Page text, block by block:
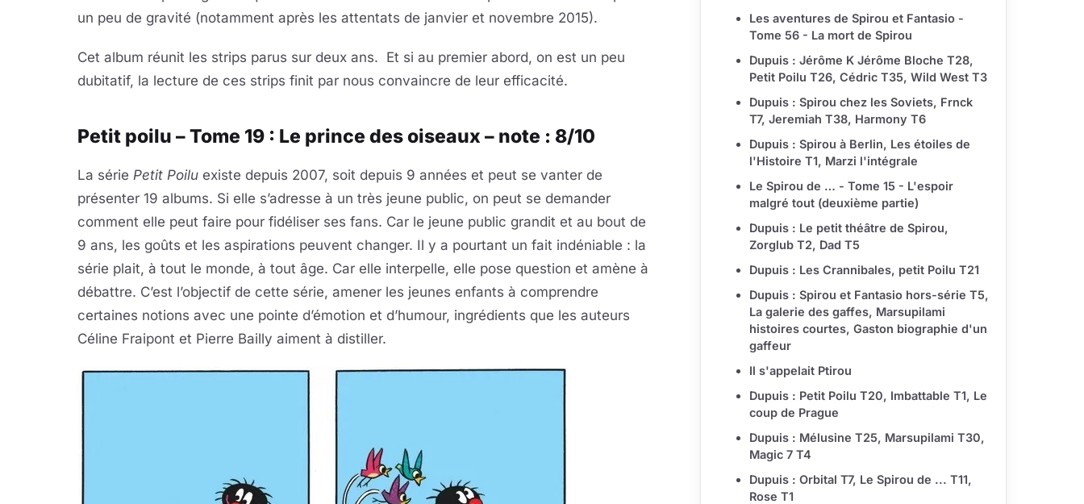
un peu de gravité (notamment après les attentats de janvier et novembre 2015).
Cet album réunit les strips parus sur deux ans. Et si au premier abord, on est un peu
dubitatif, la lecture de ces strips finit par nous convaincre de leur efficacité.
Petit poilu – Tome 19 : Le prince des oiseaux – note : 8/10
La série Petit Poilu existe depuis 2007, soit depuis 9 années et peut se vanter de
présenter 19 albums. Si elle s’adresse à un très jeune public, on peut se demander
comment elle peut faire pour fidéliser ses fans. Car le jeune public grandit et au bout de
9 ans, les goûts et les aspirations peuvent changer. Il y a pourtant un fait indéniable : la
série plait, à tout le monde, à tout âge. Car elle interpelle, elle pose question et amène à
débattre. C’est l’objectif de cette série, amener les jeunes enfants à comprendre
certaines notions avec une pointe d’émotion et d’humour, ingrédients que les auteurs
Céline Fraipont et Pierre Bailly aiment à distiller.
Les aventures de Spirou et Fantasio -
Tome 56 - La mort de Spirou
Dupuis : Jérôme K Jérôme Bloche T28,
Petit Poilu T26, Cédric T35, Wild West T3
Dupuis : Spirou chez les Soviets, Frnck
T7, Jeremiah T38, Harmony T6
Dupuis : Spirou à Berlin, Les étoiles de
l'Histoire T1, Marzi l'intégrale
Le Spirou de … - Tome 15 - L'espoir
malgré tout (deuxième partie)
Dupuis : Le petit théâtre de Spirou,
Zorglub T2, Dad T5
Dupuis : Les Crannibales, petit Poilu T21
Dupuis : Spirou et Fantasio hors-série T5,
La galerie des gaffes, Marsupilami
histoires courtes, Gaston biographie d'un
gaffeur
Il s'appelait Ptirou
Dupuis : Petit Poilu T20, Imbattable T1, Le
coup de Prague
Dupuis : Mélusine T25, Marsupilami T30,
Magic 7 T4
Dupuis : Orbital T7, Le Spirou de ... T11,
Rose T1